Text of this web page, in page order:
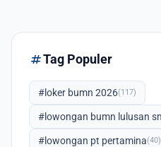
tagTag Populer
#loker bumn 2026(117)
#lowongan bumn lulusan
#lowongan pt pertamina(40)